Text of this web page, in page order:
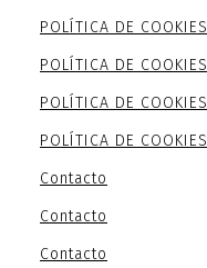
POLÍTICA DE COOKIES
POLÍTICA DE COOKIES
POLÍTICA DE COOKIES
POLÍTICA DE COOKIES
Contacto
Contacto
Contacto